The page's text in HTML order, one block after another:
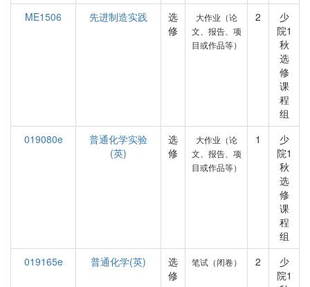
ME1506
先进制造实践
选
修
大作业（论
文、报告、项
目或作品等）
2
少
院1
秋
选
修
课
程
组
019080e
普通化学实验
(英)
选
修
大作业（论
文、报告、项
目或作品等）
1
少
院1
秋
选
修
课
程
组
019165e
普通化学(英)
选
修
笔试（闭卷） 2
少
院1